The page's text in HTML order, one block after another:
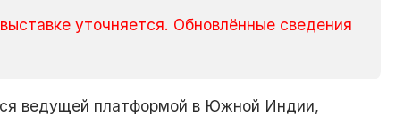
уточняется. Обновлённые сведения
ведущей платформой в Южной Индии,